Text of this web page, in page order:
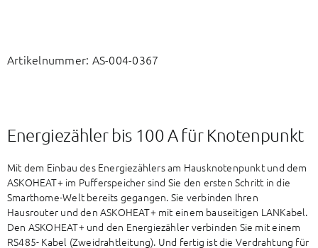
Artikelnummer: AS-004-0367
Energiezähler bis 100 A für Knotenpunkt
Mit dem Einbau des Energiezählers am Hausknotenpunkt und dem
ASKOHEAT+ im Pufferspeicher sind Sie den ersten Schritt in die
Smarthome-Welt bereits gegangen. Sie verbinden Ihren
Hausrouter und den ASKOHEAT+ mit einem bauseitigen LANKabel.
Den ASKOHEAT+ und den Energiezähler verbinden Sie mit einem
RS485- Kabel (Zweidrahtleitung). Und fertig ist die Verdrahtung für